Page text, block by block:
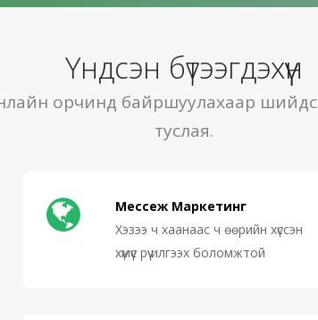
Үндсэн бүтээгдэхүүн
орчинд байршуулахаар
туслая.
Мессеж Маркетинг
Хэзээ ч хаанаас ч өөрийн хүссэн
хүмүүс рүү илгээх боломжтой